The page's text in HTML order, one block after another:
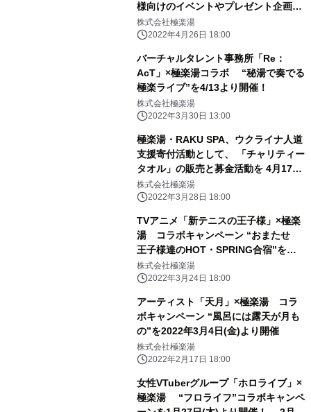
様向けのイベントやプレゼント企画も
同時に開催
株式会社極楽湯
2022年4月26日 18:00
バーチャルタレント事務所「Re：
AcT」×極楽湯コラボ “秘湯で奏でる
極楽ライブ”を4/13より開催！
株式会社極楽湯
2022年3月30日 13:00
極楽湯・RAKU SPA、ウクライナ人道
支援寄付活動として、 「チャリティー
タオル」の販売と募金活動を 4月17日
(日)まで実施
株式会社極楽湯
2022年3月28日 18:00
TVアニメ「新テニスの王子様」×極楽
湯 コラボキャンペーン “おまたせ
王子様達のHOT・SPRING合宿”を
2022年4月4日(月)より開催
株式会社極楽湯
2022年3月24日 18:00
アーティスト「天月」×極楽湯 コラ
ボキャンペーン “風呂には露天が月も
の”を2022年3月4日(金)より開催
株式会社極楽湯
2022年2月17日 18:00
女性VTuberグループ「ホロライブ」×
極楽湯 “フロライフ”コラボキャンペ